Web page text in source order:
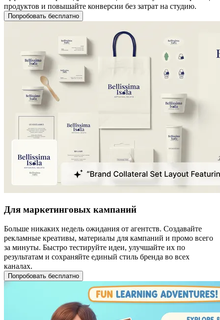
продуктов и повышайте конверсии без затрат на студию.
Попробовать бесплатно
Для маркетинговых кампаний
Больше никаких недель ожидания от агентств. Создавайте
рекламные креативы, материалы для кампаний и промо всего
за минуты. Быстро тестируйте идеи, улучшайте их по
результатам и сохраняйте единый стиль бренда во всех
каналах.
Попробовать бесплатно